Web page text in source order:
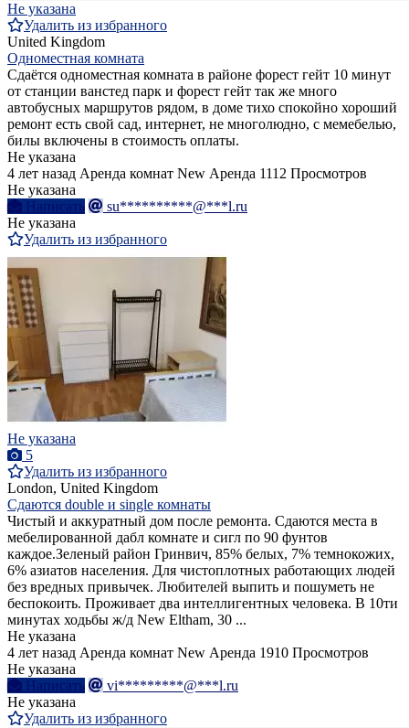
Не указана
Удалить из избранного
United Kingdom
Одноместная комната
Сдаётся одноместная комната в районе форест гейт 10 минут
от станции ванстед парк и форест гейт так же много
автобусных маршрутов рядом, в доме тихо спокойно хороший
ремонт есть свой сад, интернет, не многолюдно, с мемебелью,
билы включены в стоимость оплаты.
Не указана
4 лет назад Аренда комнат New Аренда 1112 Просмотров
Не указана
Написать
su**********@***l.ru
Не указана
Удалить из избранного
Не указана
5
Удалить из избранного
London, United Kingdom
Сдаются double и single комнаты
Чистый и аккуратный дом после ремонта. Сдаются места в
мебелированной дабл комнате и сигл по 90 фунтов
каждое.Зеленый район Гринвич, 85% белых, 7% темнокожих,
6% азиатов населения. Для чистоплотных работающих людей
без вредных привычек. Любителей выпить и пошуметь не
беспокоить. Проживает два интеллигентных человека. В 10ти
минутах ходьбы ж/д New Eltham, 30 ...
Не указана
4 лет назад Аренда комнат New Аренда 1910 Просмотров
Не указана
Написать
vi*********@***l.ru
Не указана
Удалить из избранного